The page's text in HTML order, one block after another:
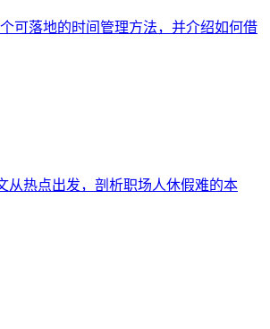
可落地的时间管理方法，并介绍如何借
从热点出发，剖析职场人休假难的本